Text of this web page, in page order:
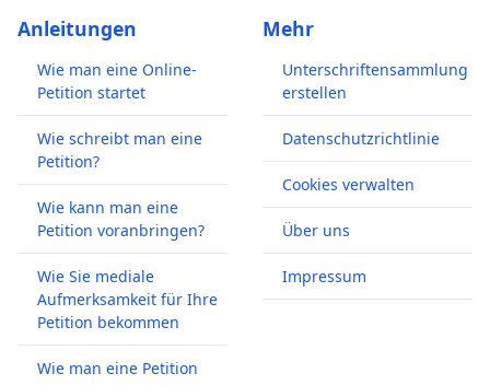
Anleitungen
Wie man eine Online-
Petition startet
Wie schreibt man eine
Petition?
Wie kann man eine
Petition voranbringen?
Wie Sie mediale
Aufmerksamkeit für Ihre
Petition bekommen
Wie man eine Petition
Mehr
Unterschriftensammlung
erstellen
Datenschutzrichtlinie
Cookies verwalten
Über uns
Impressum